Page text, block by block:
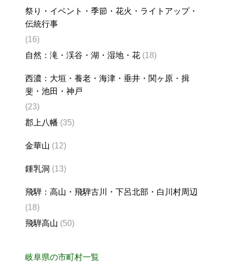
祭り・イベント・季節・花火・ライトアップ・
伝統行事
(16)
自然：滝・渓谷・湖・湿地・花 (18)
西濃：大垣・養老・海津・垂井・関ヶ原・揖
斐・池田・神戸
(23)
郡上八幡 (35)
金華山 (12)
鍾乳洞 (13)
飛騨：高山・飛騨古川・下呂北部・白川村周辺
(18)
飛騨高山 (50)
岐阜県の市町村一覧